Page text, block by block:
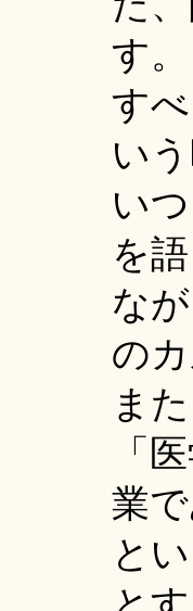
す
す
い
い
を
な
の
ま
「
業
と